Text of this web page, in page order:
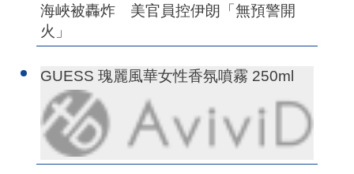
海峽被轟炸 美官員控伊朗「無預警開
火」
GUESS 瑰麗風華女性香氛噴霧 250ml